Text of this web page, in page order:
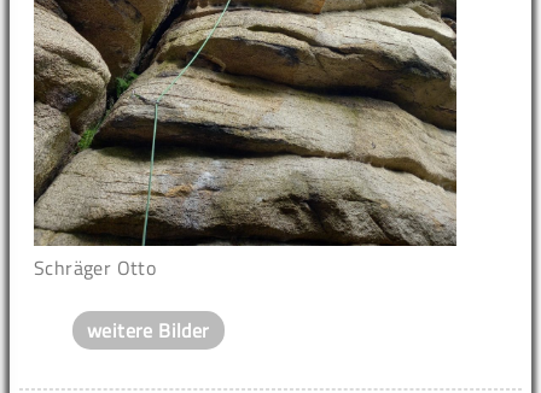
Schräger Otto
weitere Bilder